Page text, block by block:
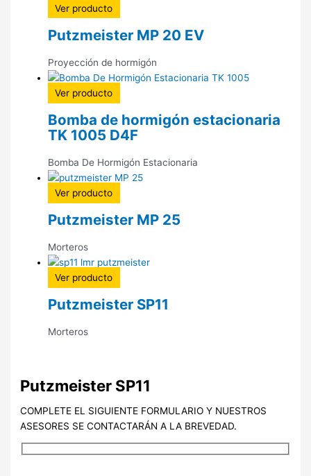
Ver producto
Putzmeister MP 20 EV
Proyección de hormigón
Ver producto
Bomba de hormigón estacionaria
TK 1005 D4F
Bomba De Hormigón Estacionaria
Ver producto
Putzmeister MP 25
Morteros
Ver producto
Putzmeister SP11
Morteros
Putzmeister SP11
COMPLETE EL SIGUIENTE FORMULARIO Y NUESTROS
ASESORES SE CONTACTARÁN A LA BREVEDAD.